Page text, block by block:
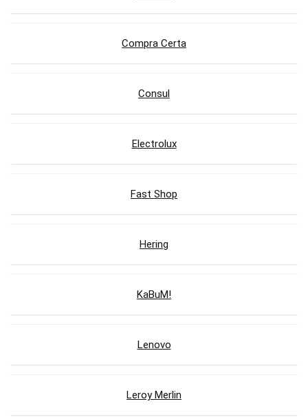
Compra Certa
Consul
Electrolux
Fast Shop
Hering
KaBuM!
Lenovo
Leroy Merlin